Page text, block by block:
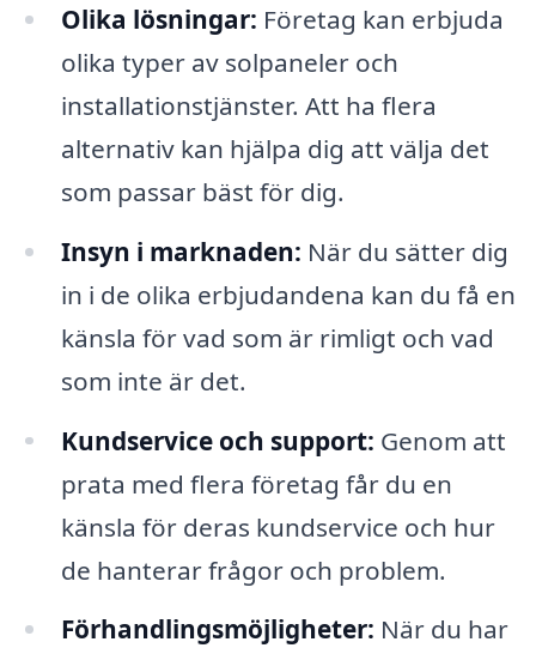
Olika lösningar: Företag kan erbjuda
olika typer av solpaneler och
installationstjänster. Att ha flera
alternativ kan hjälpa dig att välja det
som passar bäst för dig.
Insyn i marknaden: När du sätter dig
in i de olika erbjudandena kan du få en
känsla för vad som är rimligt och vad
som inte är det.
Kundservice och support: Genom att
prata med flera företag får du en
känsla för deras kundservice och hur
de hanterar frågor och problem.
Förhandlingsmöjligheter: När du har